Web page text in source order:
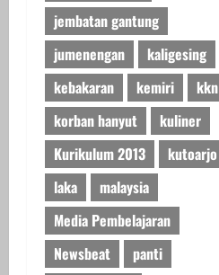
jembatan gantung
jumenengan
kaligesing
kebakaran
kemiri
kkn
korban hanyut
kuliner
Kurikulum 2013
kutoarjo
laka
malaysia
Media Pembelajaran
Newsbeat
panti